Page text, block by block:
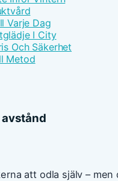
Varje Dag
I City
Och Säkerhet
Metod
att odla själv –